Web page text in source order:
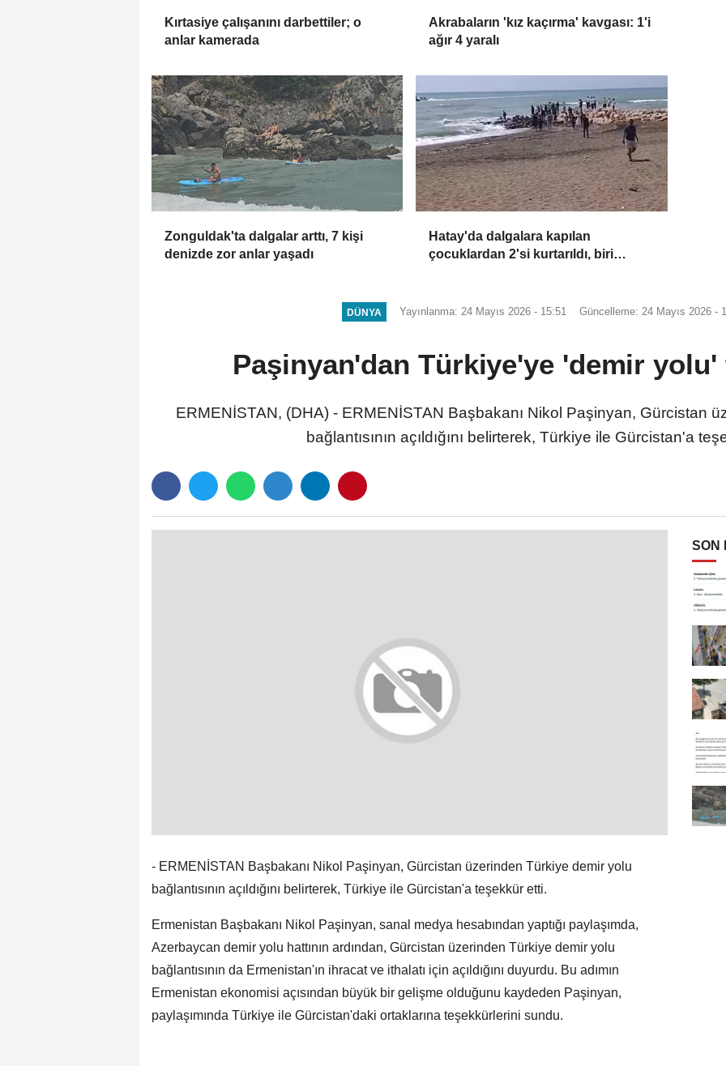
Kırtasiye çalışanını darbettiler; o
anlar kamerada
Akrabaların 'kız kaçırma' kavgası: 1'i
ağır 4 yaralı
Zonguldak'ta dalgalar arttı, 7 kişi
denizde zor anlar yaşadı
Hatay'da dalgalara kapılan
çocuklardan 2'si kurtarıldı, biri
DÜNYA Yayınlanma: 24 Mayıs 2026 - 15:51 Güncelleme: 24 Mayıs 2026 -
Paşinyan'dan Türkiye'ye 'demir yolu'
ERMENİSTAN, (DHA) - ERMENİSTAN Başbakanı Nikol Paşinyan, Gürcistan
bağlantısının açıldığını belirterek, Türkiye ile Gürcistan'a
- ERMENİSTAN Başbakanı Nikol Paşinyan, Gürcistan üzerinden Türkiye demir yolu
bağlantısının açıldığını belirterek, Türkiye ile Gürcistan'a teşekkür etti.
Ermenistan Başbakanı Nikol Paşinyan, sanal medya hesabından yaptığı paylaşımda,
Azerbaycan demir yolu hattının ardından, Gürcistan üzerinden Türkiye demir yolu
bağlantısının da Ermenistan'ın ihracat ve ithalatı için açıldığını duyurdu. Bu adımın
Ermenistan ekonomisi açısından büyük bir gelişme olduğunu kaydeden Paşinyan,
paylaşımında Türkiye ile Gürcistan'daki ortaklarına teşekkürlerini sundu.
SON